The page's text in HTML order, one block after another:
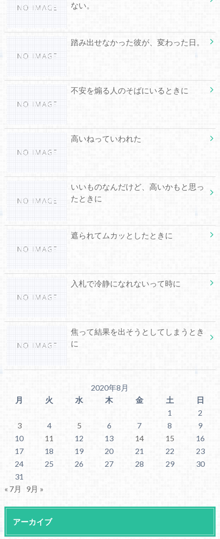
ない。
踏み出せなかった彼が、変わった日。
不安を煽る人のそばにいるときに
高いねっていわれた
いいものなんだけど、高いかもと思っ
たときに
遮られてムカッとしたときに
入札で冷静になれないって時に
焦って結果を出そうとしてしまうとき
に
2020年8月
月
火 水 木 金 土
日
1
2
3
4 5 6 7 8
9
10
11 12 13 14 15
16
17
18 19 20 21 22
23
24
25 26 27 28 29
30
31
« 7月
9月 »
アーカイブ